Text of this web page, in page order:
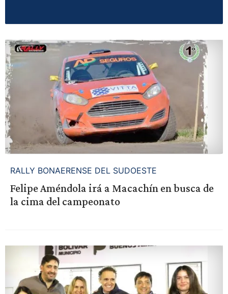
RALLY BONAERENSE DEL SUDOESTE
Felipe Améndola irá a Macachín en busca de
la cima del campeonato